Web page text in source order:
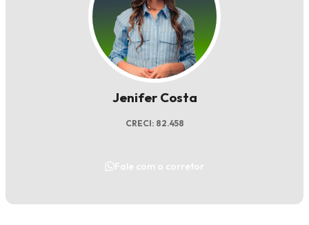
Jenifer Costa
CRECI: 82.458
Fale com o corretor